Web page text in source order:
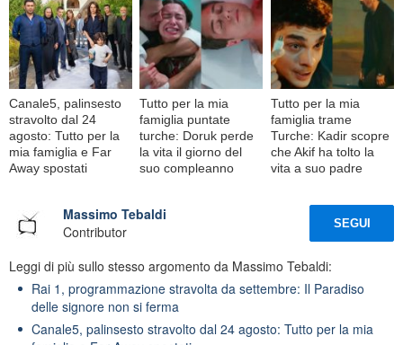
Canale5, palinsesto
stravolto dal 24
agosto: Tutto per la
mia famiglia e Far
Away spostati
Tutto per la mia
famiglia puntate
turche: Doruk perde
la vita il giorno del
suo compleanno
Tutto per la mia
famiglia trame
Turche: Kadir scopre
che Akif ha tolto la
vita a suo padre
Massimo Tebaldi
Contributor
SEGUI
Leggi di più sullo stesso argomento da Massimo Tebaldi:
Rai 1, programmazione stravolta da settembre: Il Paradiso
delle signore non si ferma
Canale5, palinsesto stravolto dal 24 agosto: Tutto per la mia